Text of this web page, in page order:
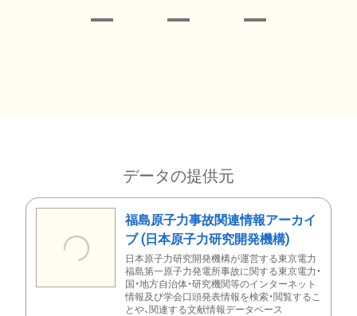
データの提供元
福島原子力事故関連情報アーカイ
ブ (日本原子力研究開発機構)
日本原子力研究開発機構が運営する東京電力
福島第一原子力発電所事故に関する東京電力・
国・地方自治体・研究機関等のインターネット
情報及び学会口頭発表情報を検索・閲覧するこ
とや、関連する文献情報データベース